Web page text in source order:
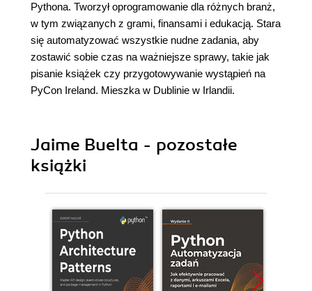
Pythona. Tworzył oprogramowanie dla różnych branż,
w tym związanych z grami, finansami i edukacją. Stara
się automatyzować wszystkie nudne zadania, aby
zostawić sobie czas na ważniejsze sprawy, takie jak
pisanie książek czy przygotowywanie wystąpień na
PyCon Ireland. Mieszka w Dublinie w Irlandii.
Jaime Buelta - pozostałe
książki